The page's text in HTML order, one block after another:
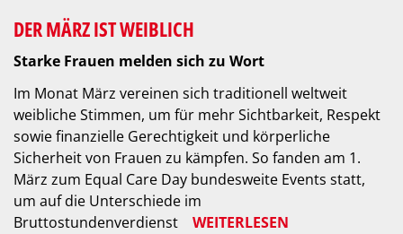
DER MÄRZ IST WEIBLICH
Starke Frauen melden sich zu Wort
Im Monat März vereinen sich traditionell weltweit
weibliche Stimmen, um für mehr Sichtbarkeit, Respekt
sowie finanzielle Gerechtigkeit und körperliche
Sicherheit von Frauen zu kämpfen. So fanden am 1.
März zum Equal Care Day bundesweite Events statt,
um auf die Unterschiede im
Bruttostundenverdienst
WEITERLESEN